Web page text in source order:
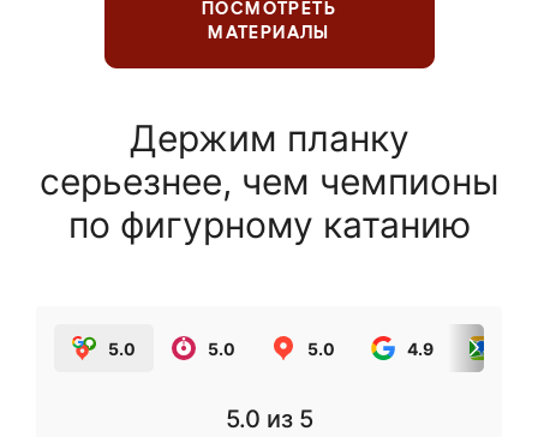
ПОСМОТРЕТЬ
МАТЕРИАЛЫ
Держим планку
серьезнее, чем чемпионы
по фигурному катанию
5.0 5.0 5.0 4.9
5.0 из 5